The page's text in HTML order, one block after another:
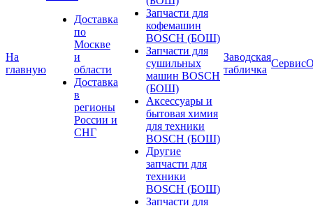
На
главную
Доставка
по
Москве
и
области
Доставка
в
регионы
России и
СНГ
Запчасти для
кофемашин
BOSCH (БОШ)
Запчасти для
сушильных
машин BOSCH
(БОШ)
Аксессуары и
бытовая химия
для техники
BOSCH (БОШ)
Другие
запчасти для
техники
BOSCH (БОШ)
Запчасти для
Заводская
табличка
Сервис